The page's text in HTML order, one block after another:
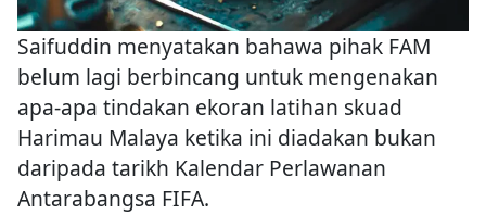
Saifuddin menyatakan bahawa pihak FAM
belum lagi berbincang untuk mengenakan
apa-apa tindakan ekoran latihan skuad
Harimau Malaya ketika ini diadakan bukan
daripada tarikh Kalendar Perlawanan
Antarabangsa FIFA.